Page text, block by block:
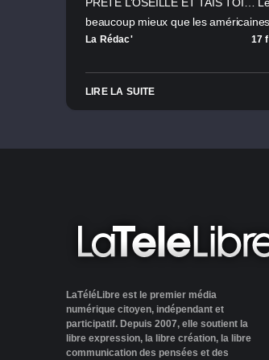
beaucoup mieux que les
La Rédac' 17
LIRE LA SUITE
LaTéléLibre est le premier média
numérique citoyen, indépendant et
participatif. Depuis 2007, elle soutient la
libre expression, la libre création, la libre
communication des pensées et des